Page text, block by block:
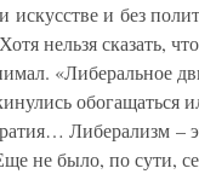
и без
нельзя сказать,
«Либеральное
обогащаться
Либерализм –
не было, по сути,